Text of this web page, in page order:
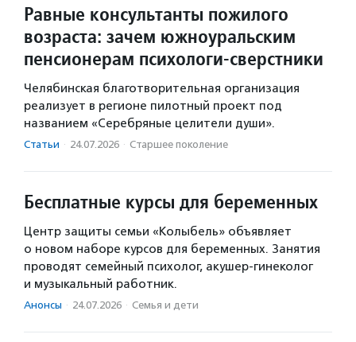
Равные консультанты пожилого
возраста: зачем южноуральским
пенсионерам психологи-сверстники
Челябинская благотворительная организация
реализует в регионе пилотный проект под
названием «Серебряные целители души».
Статьи · 24.07.2026 · Старшее поколение
Бесплатные курсы для беременных
Центр защиты семьи «Колыбель» объявляет
о новом наборе курсов для беременных. Занятия
проводят семейный психолог, акушер-гинеколог
и музыкальный работник.
Анонсы · 24.07.2026 · Семья и дети